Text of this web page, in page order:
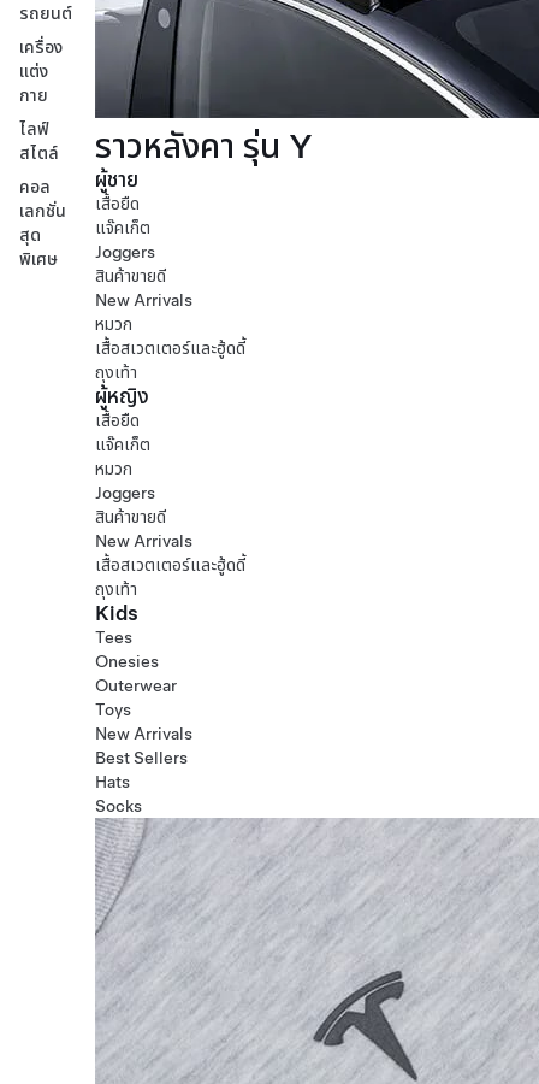
รถยนต์
เครื่อง
แต่ง
กาย
ไลฟ์
สไตล์
คอล
เลกชั่น
สุด
พิเศษ
ราวหลังคา รุ่น Y
ผู้ชาย
เสื้อยืด
แจ๊คเก็ต
Joggers
สินค้าขายดี
New Arrivals
หมวก
เสื้อสเวตเตอร์และฮู้ดดี้
ถุงเท้า
ผู้หญิง
เสื้อยืด
แจ๊คเก็ต
หมวก
Joggers
สินค้าขายดี
New Arrivals
เสื้อสเวตเตอร์และฮู้ดดี้
ถุงเท้า
Kids
Tees
Onesies
Outerwear
Toys
New Arrivals
Best Sellers
Hats
Socks